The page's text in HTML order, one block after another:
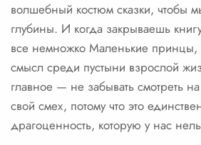
волшебный костюм сказки, чтобы
глубины. И когда закрываешь
все немножко Маленькие принцы,
смысл среди пустыни взрослой
главное — не забывать смотреть
свой смех, потому что это
драгоценность, которую у нас